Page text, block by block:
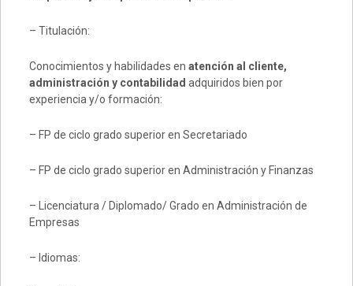
– Titulación:
Conocimientos y habilidades en atención al cliente,
administración y contabilidad adquiridos bien por
experiencia y/o formación:
– FP de ciclo grado superior en Secretariado
– FP de ciclo grado superior en Administración y Finanzas
– Licenciatura / Diplomado/ Grado en Administración de
Empresas
– Idiomas: